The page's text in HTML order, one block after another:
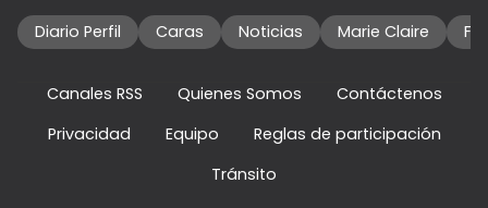
Diario Perfil Caras Noticias Marie Claire
Canales RSS Quienes Somos
Contáctenos
Privacidad
Equipo
Reglas de participación
Tránsito